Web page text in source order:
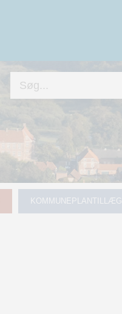
KOMMUNEPLANTILLÆG